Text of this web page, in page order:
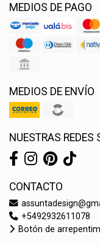
MEDIOS DE PAGO
MEDIOS DE ENVÍO
NUESTRAS REDES
CONTACTO
+5492932611078
Botón de